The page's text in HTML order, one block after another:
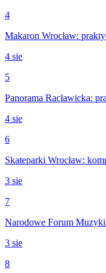
4
Makaron Wrocław:
4 sie
5
Panorama Racławicka:
4 sie
6
Skateparki Wrocław:
3 sie
7
Narodowe Forum
3 sie
8